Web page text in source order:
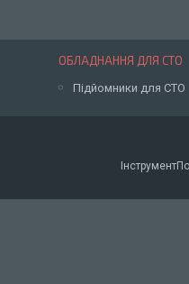
ОБЛАДНАННЯ ДЛЯ СТО
Підйомники для СТО